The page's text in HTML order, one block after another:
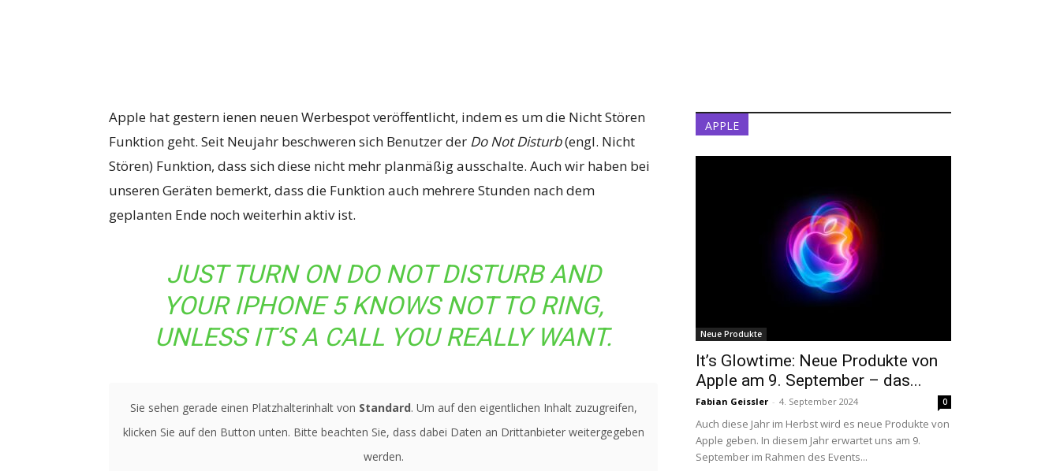
Apple hat gestern ienen neuen Werbespot veröffentlicht, indem es um die Nicht Stören
Funktion geht. Seit Neujahr beschweren sich Benutzer der Do Not Disturb(engl. Nicht
Stören) Funktion, dass sich diese nicht mehr planmäßig ausschalte. Auch wir haben bei
unseren Geräten bemerkt, dass die Funktion auch mehrere Stunden nach dem
geplanten Ende noch weiterhin aktiv ist.
JUST TURN ON DO NOT DISTURB AND
YOUR IPHONE 5 KNOWS NOT TO RING,
UNLESS IT’S A CALL YOU REALLY WANT.
Sie sehen gerade einen Platzhalterinhalt von Standard. Um auf den eigentlichen Inhalt zuzugreifen,
klicken Sie auf den Button unten. Bitte beachten Sie, dass dabei Daten an Drittanbieter weitergegeben
werden.
APPLE
Neue Produkte
It’s Glowtime: Neue Produkte von
Apple am 9. September – das...
Fabian Geissler - 4. September 2024 0
Auch diese Jahr im Herbst wird es neue Produkte von
Apple geben. In diesem Jahr erwartet uns am 9.
September im Rahmen des Events...